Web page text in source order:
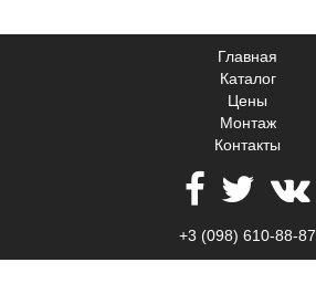
Главная
Каталог
Цены
Монтаж
Контакты
+3 (098) 610-88-87